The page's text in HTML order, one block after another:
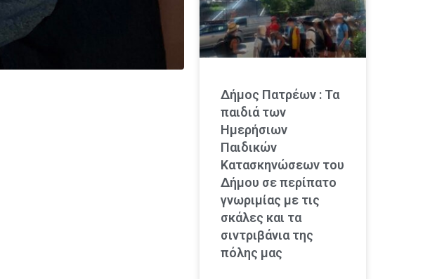
Δήμος Πατρέων : Τα
παιδιά των
Ημερήσιων
Παιδικών
Κατασκηνώσεων του
Δήμου σε περίπατο
γνωριμίας με τις
σκάλες και τα
σιντριβάνια της
πόλης μας